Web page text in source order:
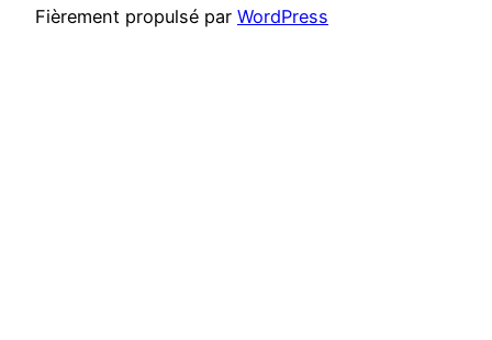
Fièrement propulsé par WordPress